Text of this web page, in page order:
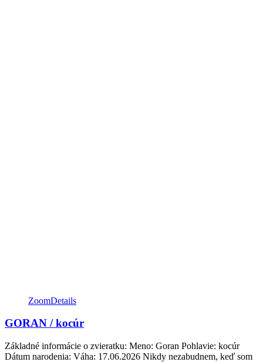
ZoomDetails
GORAN / kocúr
Základné informácie o zvieratku: Meno: Goran Pohlavie: kocúr
Dátum narodenia: Váha: 17.06.2026 Nikdy nezabudnem, keď som